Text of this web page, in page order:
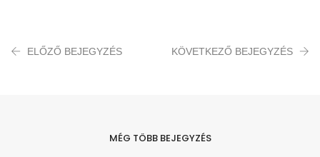
ELŐZŐ BEJEGYZÉS KÖVETKEZŐ BEJEGYZÉS
MÉG TÖBB BEJEGYZÉS